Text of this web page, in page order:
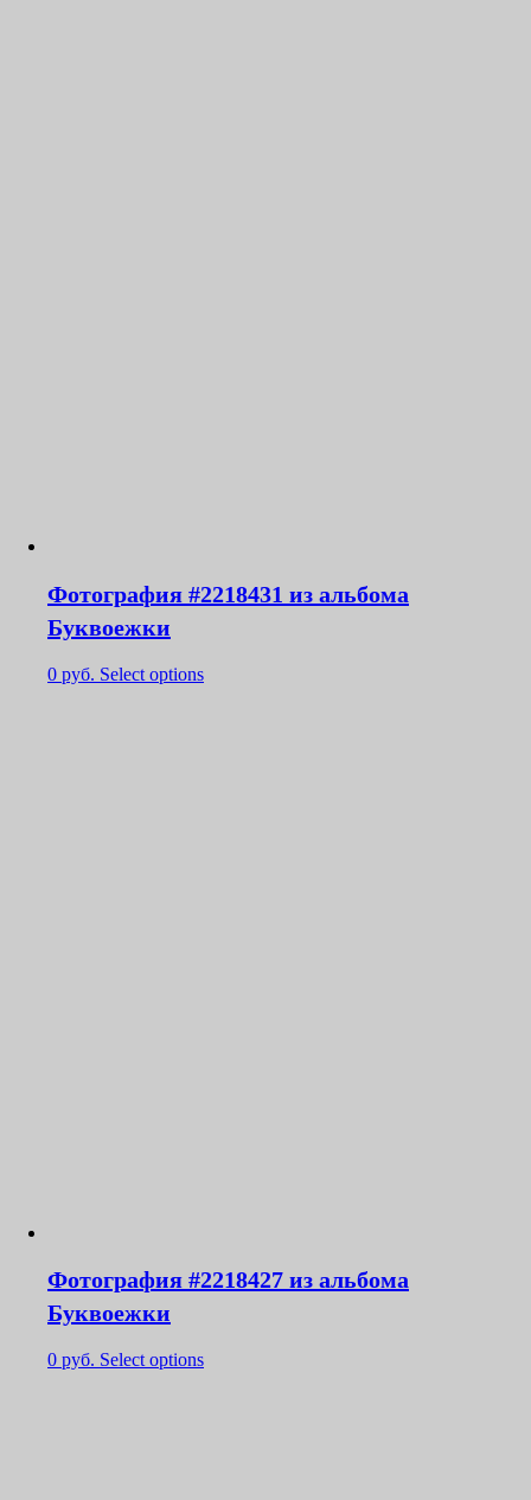
Фотография #2218431 из альбома
Буквоежки
0 руб. Select options
Фотография #2218427 из альбома
Буквоежки
0 руб. Select options